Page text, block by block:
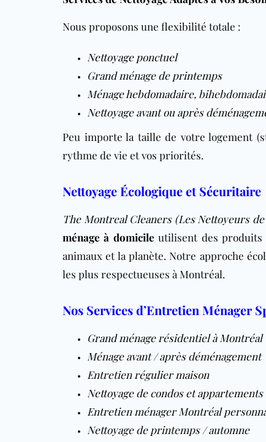
Nous proposons une flexibilité totale :
Nettoyage ponctuel
Grand ménage de printemps
Ménage hebdomadaire,
Nettoyage avant ou après
Peu importe la taille de votre logement
rythme de vie et vos priorités.
Nettoyage Écologique et Sécuritaire
The Montreal Cleaners (Les Nettoyeurs
ménage à domicile utilisent des produits
animaux et la planète. Notre approche
les plus respectueuses à Montréal.
Nos Services d’Entretien Ménager
Grand ménage résidentiel à Montréal
Ménage avant / après déménagement
Entretien régulier maison
Nettoyage de condos et appartements
Entretien ménager Montréal
Nettoyage de printemps / automne